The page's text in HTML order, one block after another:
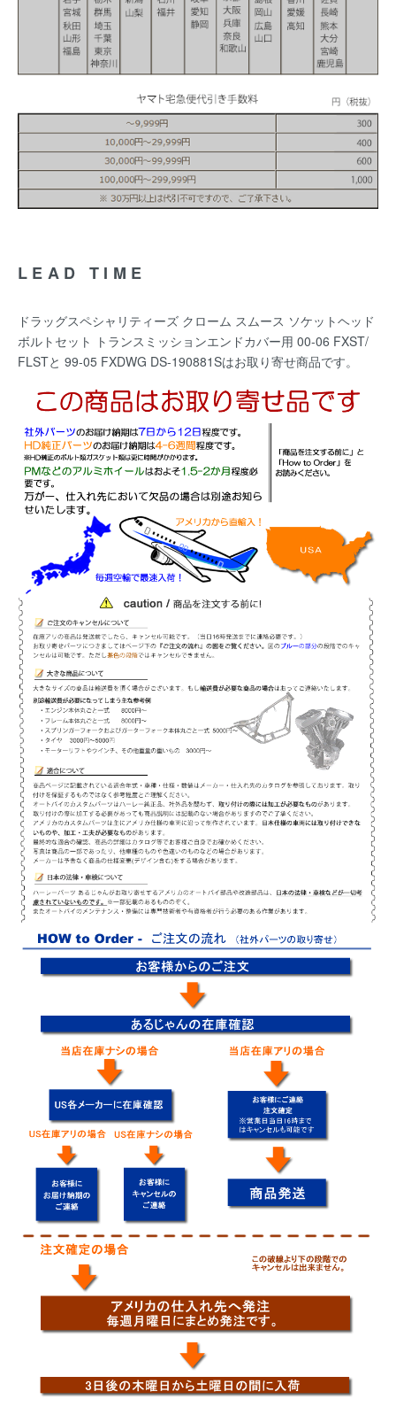
LEAD TIME
ドラッグスペシャリティーズ クローム スムース ソケットヘッド
ボルトセット トランスミッションエンドカバー用 00-06 FXST/
FLSTと 99-05 FXDWG DS-190881Sはお取り寄せ商品です。